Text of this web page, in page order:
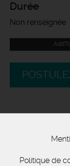
Durée
Non renseignée
Politique de